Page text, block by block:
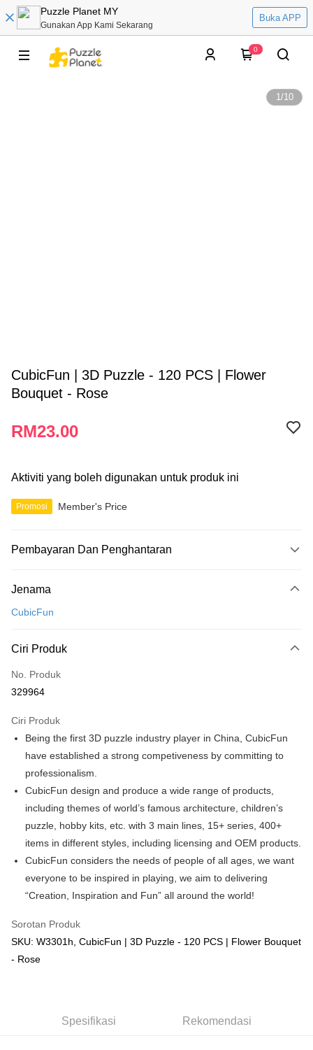
Puzzle Planet MY
Gunakan App Kami Sekarang
Buka APP
0
1/10
CubicFun | 3D Puzzle - 120 PCS | Flower
Bouquet - Rose
RM23.00
Aktiviti yang boleh digunakan untuk produk ini
Promosi Member's Price
Pembayaran Dan Penghantaran
Kad Kredit
Hanya menyokong Maybank, CIMB Bank, Public Bank, RHB Bank, Hong
Boost
GrabPay
Rumah penghantaran
Rumah penghantaran
Kedai pickup
Penghantaran percuma
Jenama
CubicFun
Ciri Produk
No. Produk
329964
Ciri Produk
Being the first 3D puzzle industry player in China, CubicFun
have established a strong competiveness by committing to
professionalism.
CubicFun design and produce a wide range of products,
including themes of world’s famous architecture, children’s
puzzle, hobby kits, etc. with 3 main lines, 15+ series, 400+
items in different styles, including licensing and OEM products.
CubicFun considers the needs of people of all ages, we want
everyone to be inspired in playing, we aim to delivering
“Creation, Inspiration and Fun” all around the world!
Sorotan Produk
SKU: W3301h, CubicFun | 3D Puzzle - 120 PCS | Flower Bouquet
- Rose
Spesifikasi Rekomendasi